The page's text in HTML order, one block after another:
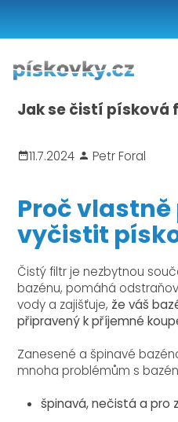
Jak se čistí písková
11.7.2024 Petr Foral
Proč
vyčistit
Čistý filtr je nezbytnou
bazénu, pomáhá
vody a zajišťuje, že váš
připravený k příjemné
Zanesené a špinavé
mnoha problémům s
špinavá, nečistá a pro